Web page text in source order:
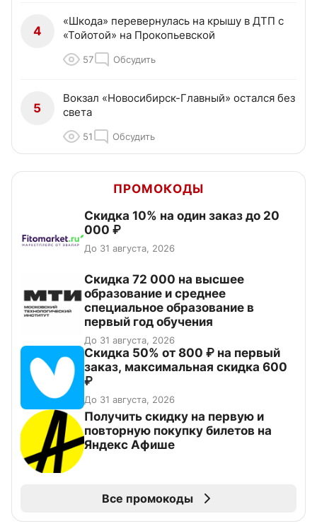
4
«Шкода» перевернулась на крышу в ДТП с
«Тойотой» на Прокопьевской
57 Обсудить
5
Вокзал «Новосибирск-Главный» остался без
света
51 Обсудить
ПРОМОКОДЫ
Скидка 10% на один заказ до 20
000 ₽
До 31 августа, 2026
Скидка 72 000 на высшее
образование и среднее
специальное образование в
первый год обучения
До 31 августа, 2026
Скидка 50% от 800 ₽ на первый
заказ, максимальная скидка 600
₽
До 31 августа, 2026
Получить скидку на первую и
повторную покупку билетов на
Яндекс Афише
Все промокоды